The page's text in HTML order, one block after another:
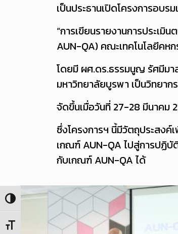
Toggle High Contrast
Toggle Font size
เป็นประธานเปิดโครงการอบร
“การเขียนรายงานการประเ
AUN-QA) คณะเทคโนโลยีคห
โดยมี ผศ.ดร.ธรรมนูญ รัศมีม
มหาวิทยาลัยบูรพา เป็นวิทยาก
จัดขึ้นเมื่อวันที่ 27-28 มีนาคม
ซึ่งโครงการฯ นี้มีวัตถุประสง
เกณฑ์ AUN-QA ไปสู่การปฏิบั
กับเกณฑ์ AUN-QA ได้